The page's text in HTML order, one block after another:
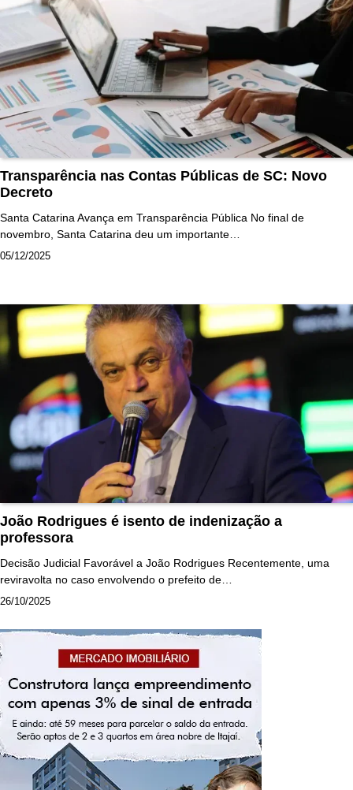
Transparência nas Contas Públicas de SC: Novo
Decreto
Santa Catarina Avança em Transparência Pública No final de
novembro, Santa Catarina deu um importante…
05/12/2025
João Rodrigues é isento de indenização a
professora
Decisão Judicial Favorável a João Rodrigues Recentemente, uma
reviravolta no caso envolvendo o prefeito de…
26/10/2025